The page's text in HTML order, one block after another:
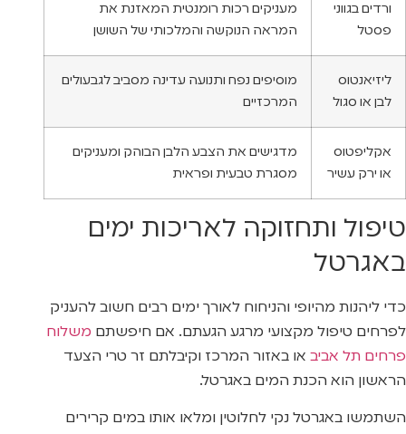
ורדים בגווני
פסטל
מעניקים רכות רומנטית המאזנת את
המראה הנוקשה והמלכותי של השושן
ליזיאנטוס
לבן או סגול
מוסיפים נפח ותנועה עדינה מסביב לגבעולים
המרכזיים
אקליפטוס
או ירק עשיר
מדגישים את הצבע הלבן הבוהק ומעניקים
מסגרת טבעית ופראית
טיפול ותחזוקה לאריכות ימים
באגרטל
כדי ליהנות מהיופי והניחוח לאורך ימים רבים חשוב להעניק
לפרחים טיפול מקצועי מרגע הגעתם. אם חיפשתם משלוח
פרחים תל אביב או באזור המרכז וקיבלתם זר טרי הצעד
הראשון הוא הכנת המים באגרטל.
השתמשו באגרטל נקי לחלוטין ומלאו אותו במים קרירים